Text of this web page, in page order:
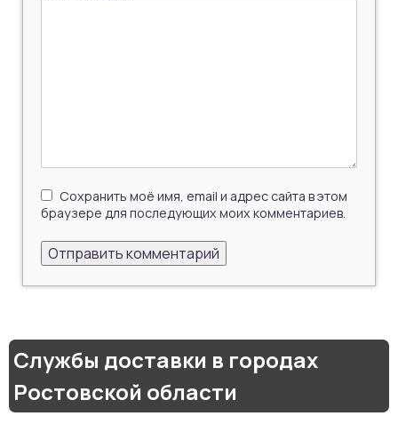
Сохранить моё имя, email и адрес сайта в этом
браузере для последующих моих комментариев.
Службы доставки в городах
Ростовской области